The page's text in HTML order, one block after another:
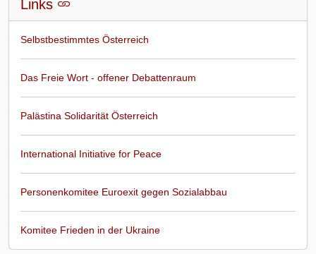
Links
Selbstbestimmtes Österreich
Das Freie Wort - offener Debattenraum
Palästina Solidarität Österreich
International Initiative for Peace
Personenkomitee Euroexit gegen Sozialabbau
Komitee Frieden in der Ukraine